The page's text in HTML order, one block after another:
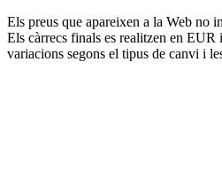
Els preus que apareixen a la Web no
Els càrrecs finals es realitzen en EUR
variacions segons el tipus de canvi i